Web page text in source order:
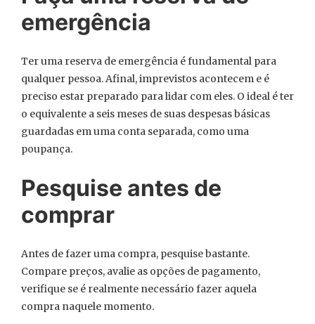
emergência
Ter uma reserva de emergência é fundamental para
qualquer pessoa. Afinal, imprevistos acontecem e é
preciso estar preparado para lidar com eles. O ideal é ter
o equivalente a seis meses de suas despesas básicas
guardadas em uma conta separada, como uma
poupança.
Pesquise antes de
comprar
Antes de fazer uma compra, pesquise bastante.
Compare preços, avalie as opções de pagamento,
verifique se é realmente necessário fazer aquela
compra naquele momento.